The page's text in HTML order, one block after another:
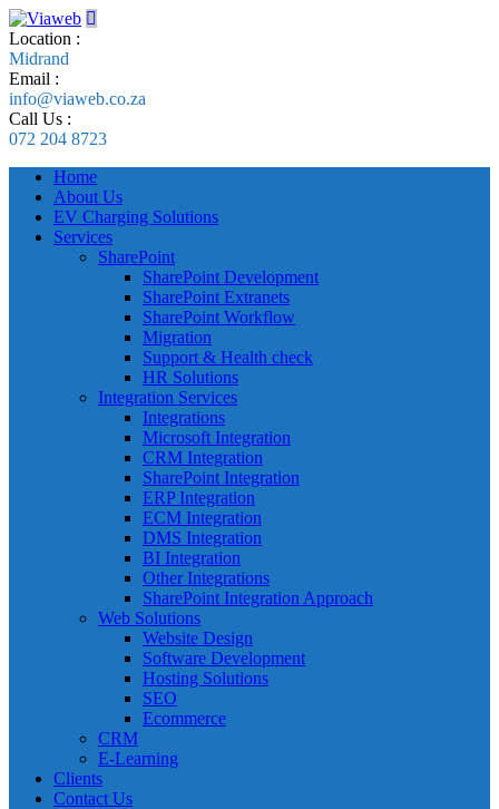
Location :
Midrand
Email :
info@viaweb.co.za
Call Us :
072 204 8723
Home
About Us
EV Charging Solutions
Services
SharePoint
SharePoint Development
SharePoint Extranets
SharePoint Workflow
Migration
Support & Health check
HR Solutions
Integration Services
Integrations
Microsoft Integration
CRM Integration
SharePoint Integration
ERP Integration
ECM Integration
DMS Integration
BI Integration
Other Integrations
SharePoint Integration Approach
Web Solutions
Website Design
Software Development
Hosting Solutions
SEO
Ecommerce
CRM
E-Learning
Clients
Contact Us